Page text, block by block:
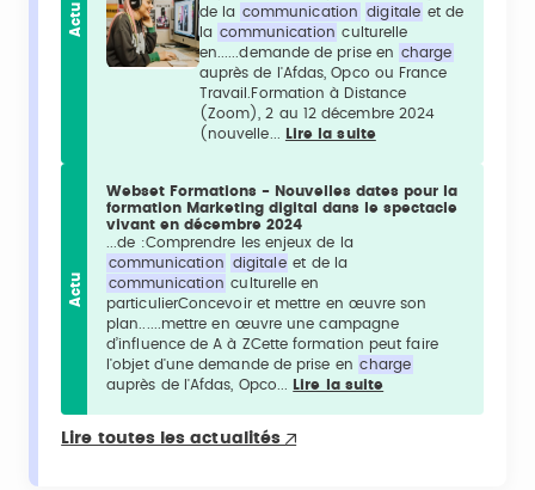
Actu
de la communication digitale et de
la communication culturelle
en......demande de prise en charge
auprès de l'Afdas, Opco ou France
Travail.Formation à Distance
(Zoom), 2 au 12 décembre 2024
(nouvelle...
Lire la suite
Actu
Webset Formations - Nouvelles dates pour la
formation Marketing digital dans le spectacle
vivant en décembre 2024
...de :Comprendre les enjeux de la
communication
digitale et de la
communication culturelle en
particulierConcevoir et mettre en œuvre son
plan......mettre en œuvre une campagne
d’influence de A à ZCette formation peut faire
l'objet d'une demande de prise en charge
auprès de l'Afdas, Opco...
Lire la suite
Lire toutes les actualités